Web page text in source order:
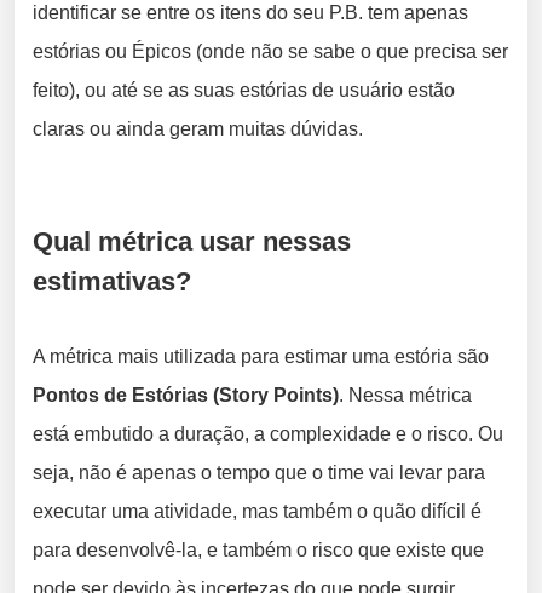
identificar se entre os itens do seu P.B. tem apenas
estórias ou Épicos (onde não se sabe o que precisa ser
feito), ou até se as suas estórias de usuário estão
claras ou ainda geram muitas dúvidas.
Qual métrica usar nessas
estimativas?
A métrica mais utilizada para estimar uma estória são
Pontos de Estórias (Story Points). Nessa métrica
está embutido a duração, a complexidade e o risco. Ou
seja, não é apenas o tempo que o time vai levar para
executar uma atividade, mas também o quão difícil é
para desenvolvê-la, e também o risco que existe que
pode ser devido às incertezas do que pode surgir